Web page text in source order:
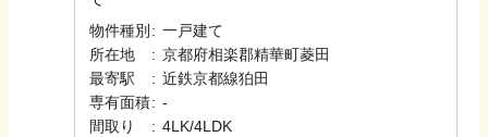
物件種別 : 一戸建て
所在地
: 京都府相楽郡精華町菱田
最寄駅
: 近鉄京都線狛田
専有面積: -
間取り
: 4LK/4LDK